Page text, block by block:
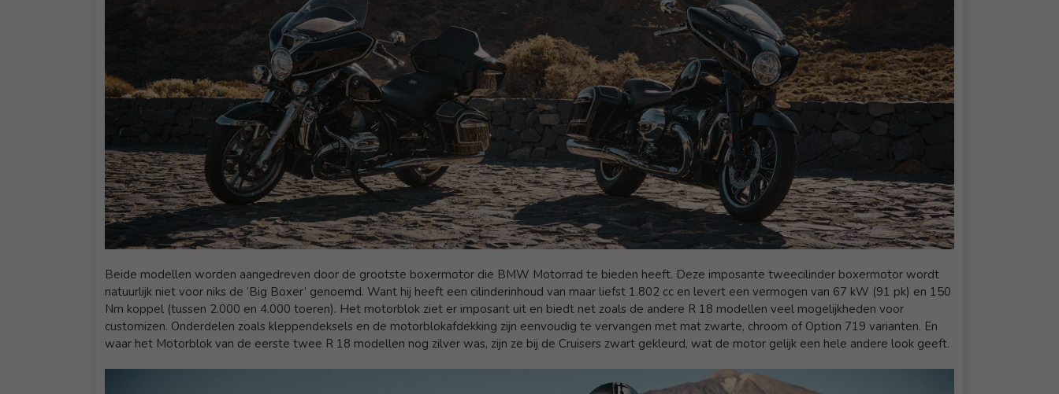
Beide modellen worden aangedreven door de grootste boxermotor die BMW Motorrad te bieden heeft. Deze imposante tweecilinder boxermotor wordt
natuurlijk niet voor niks de ‘Big Boxer’ genoemd. Want hij heeft een cilinderinhoud van maar liefst 1.802 cc en levert een vermogen van 67 kW (91 pk) en 150
Nm koppel (tussen 2.000 en 4.000 toeren). Het motorblok ziet er imposant uit en biedt net zoals de andere R 18 modellen veel mogelijkheden voor
customizen. Onderdelen zoals kleppendeksels en de motorblokafdekking zijn eenvoudig te vervangen met mat zwarte, chroom of Option 719 varianten. En
waar het Motorblok van de eerste twee R 18 modellen nog zilver was, zijn ze bij de Cruisers zwart gekleurd, wat de motor gelijk een hele andere look geeft.